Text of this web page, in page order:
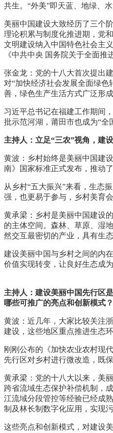
共生。“外美”即天蓝、地绿、
美丽中国建设大致经历了三个
理论积累与制度化推进期，党
文明建设纳入中国特色社会主
《中共中央 国务院关于全面
张金龙：党的十八大首次提出
对“加快经济社会发展全面绿
善，绿色生产生活方式广泛形
习近平总书记在福建工作期间
批示范河湖，莆田市也成为“全
主持人：立足“三农”视角，建
黄波：乡村始终是美丽中国建
南》国家标准正式发布，推动
从乡村“五大振兴”来看，生态
强，也更易于参与，乡村美育
黄承梁：乡村是美丽中国建设
的主体空间。森林、草原、湿
然交互最密切的产业，具有生
建设美丽中国与乡村之间的内
价值实现转变，让良好生态成
主持人：建设美丽中国先行区
哪些可推广的亮点和创新模式
黄波：近几年，大家比较关注
建设，这些地区重点推进生态
刚刚公布的《加快农业农村现
先行区对乡村进行微改造，既
黄承梁：党的十八大以来，美
跨省流域生态保护补偿机制，
江流域分段管控等经验已经成
制及林长制数字化应用，实现
这些亮点和创新模式，对建设